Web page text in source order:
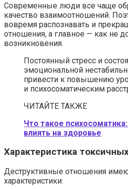
Современные люди все чаще
качество взаимоотношений.
вовремя распознавать и
отношения, а главное — как не
возникновения.
Постоянный стресс и
эмоциональной
привести к повышению
и психосоматическим
ЧИТАЙТЕ ТАКЖЕ
Что такое
влиять на здоровье
Характеристика
Деструктивные отношения
характеристики: